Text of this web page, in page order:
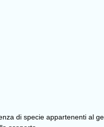
di specie appartenenti al